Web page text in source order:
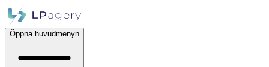
Öppna huvudmenyn